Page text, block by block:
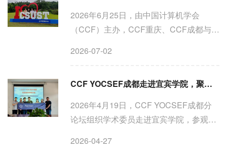
2026年6月25日，由中国计算机学会
（CCF）主办，CCF重庆、CCF成都与
座在重庆三峡科技大学成功举行。本次活
士以及重庆三峡科技大学的冯玉明教授...
2026-07-02
CCF YOCSEF成都走进宜宾学院，聚焦AI赋能地方高校课程建设研讨
2026年4月19日，CCF YOCSEF成都分
论坛组织学术委员走进宜宾学院，参观宜
围绕“AI赋能地方高校课程建设研讨”主题
2026-04-27